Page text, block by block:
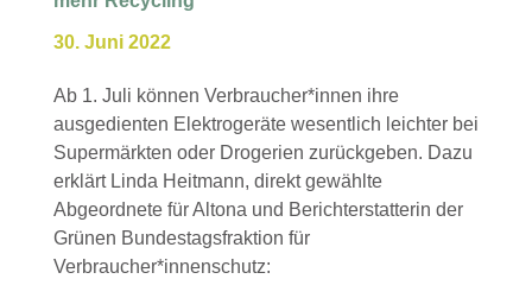
30. Juni 2022
Ab 1. Juli können Verbraucher*innen ihre
ausgedienten Elektrogeräte wesentlich leichter bei
Supermärkten oder Drogerien zurückgeben. Dazu
erklärt Linda Heitmann, direkt gewählte
Abgeordnete für Altona und Berichterstatterin der
Grünen Bundestagsfraktion für
Verbraucher*innenschutz: